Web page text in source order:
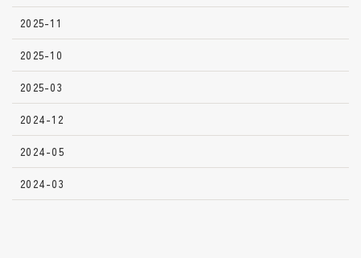
2025-11
2025-10
2025-03
2024-12
2024-05
2024-03